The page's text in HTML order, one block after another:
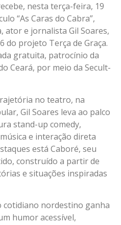
nesta terça-feira, 19
“As Caras do Cabra”,
ator e jornalista Gil Soares,
do projeto Terça de Graça.
gratuita, patrocínio da
Ceará, por meio da Secult-
no teatro, na
Gil Soares leva ao palco
stand-up comedy,
e interação direta
está Caboré, seu
construído a partir de
e situações inspiradas
cotidiano nordestino ganha
humor acessível,